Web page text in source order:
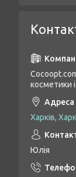
косметики
Харків,
Юлія